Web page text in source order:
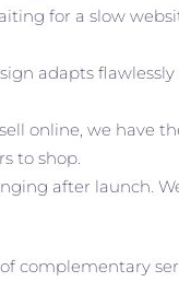
for a slow
adapts
online, we have
to shop.
after launch.
complementary